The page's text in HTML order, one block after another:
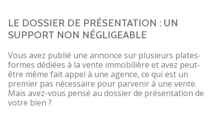
LE DOSSIER DE PRÉSENTATION : UN
SUPPORT NON NÉGLIGEABLE
Vous avez publié une annonce sur plusieurs plates-
formes dédiées à la vente immobilière et avez peut-
être même fait appel à une agence, ce qui est un
premier pas nécessaire pour parvenir à une vente.
Mais avez-vous pensé au dossier de présentation de
votre bien ?